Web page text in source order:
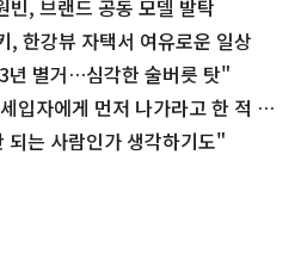
빈, 브랜드 공동 모델 발탁
, 한강뷰 자택서 여유로운 일상
년 별거…심각한 술버릇 탓"
입자에게 먼저 나가라고 한 적 없
되는 사람인가 생각하기도"